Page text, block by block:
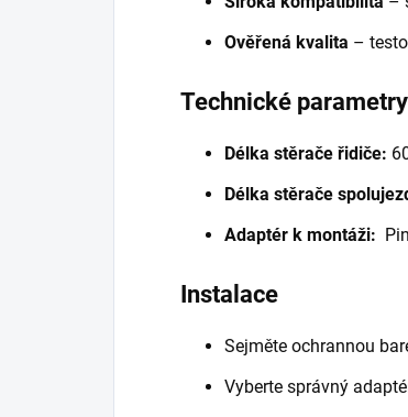
Ověřená kvalita –
Technické parametry
Délka stěrače řidiče:
Délka stěrače
Adaptér k montáži:
Instalace
Sejměte ochrannou
Vyberte správný